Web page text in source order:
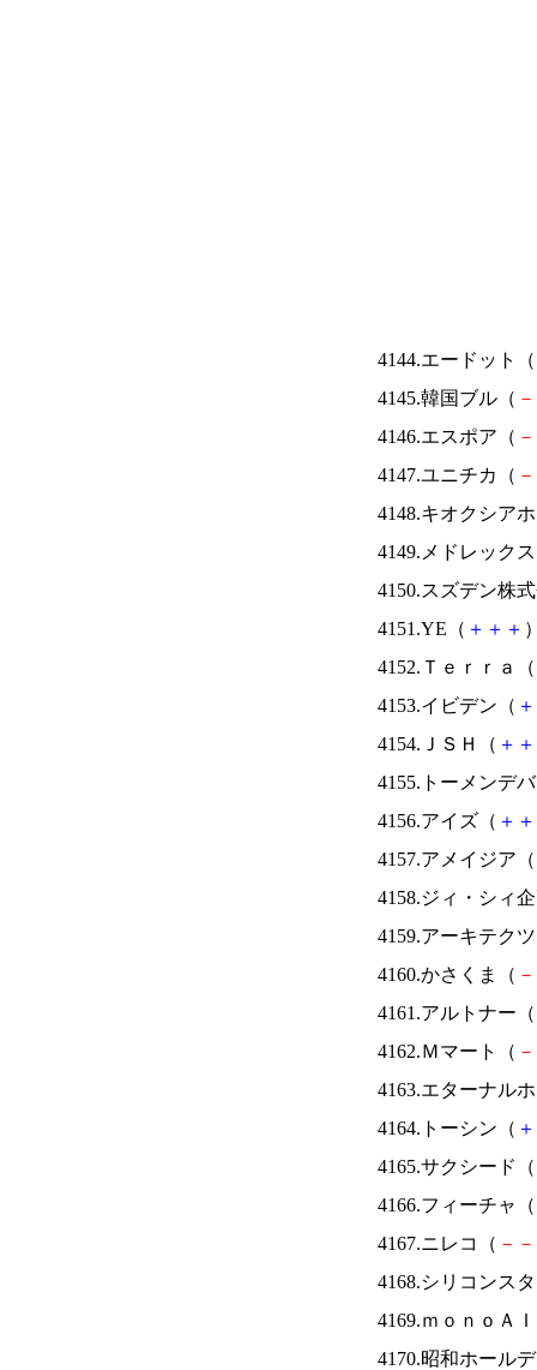
4144.エードット（
4145.韓国ブル（ －
4146.エスポア（ －
4147.ユニチカ（ －
4148.キオクシア
4149.メドレック
4150.スズデン株
4151.YE（ ＋ ＋ ＋
4152.Ｔｅｒｒａ（
4153.イビデン（ ＋
4154.ＪＳＨ（ ＋ ＋
4155.トーメンデ
4156.アイズ（ ＋ ＋
4157.アメイジア（
4158.ジィ・シィ
4159.アーキテク
4160.かさくま（ －
4161.アルトナー（
4162.Ｍマート（ －
4163.エターナル
4164.トーシン（ ＋
4165.サクシード（
4166.フィーチャ（
4167.ニレコ（ － －
4168.シリコンス
4169.ｍｏｎｏＡ
4170.昭和ホール